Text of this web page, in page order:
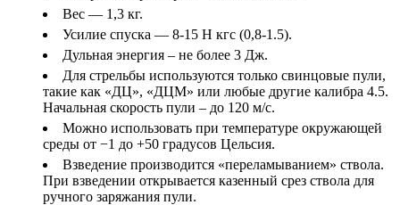
Вес — 1,3 кг.
Усилие спуска — 8-15 Н кгс (0,8-1.5).
Дульная энергия – не более 3 Дж.
Для стрельбы используются только свинцовые пули,
такие как «ДЦ», «ДЦМ» или любые другие калибра 4.5.
Начальная скорость пули – до 120 м/с.
Можно использовать при температуре окружающей
среды от −1 до +50 градусов Цельсия.
Взведение производится «переламыванием» ствола.
При взведении открывается казенный срез ствола для
ручного заряжания пули.